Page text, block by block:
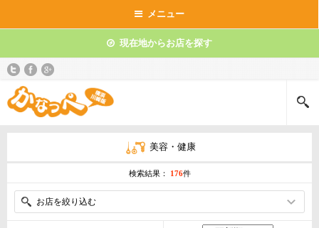
メニュー
現在地からお店を探す
美容・健康
検索結果： 176件
お店を絞り込む